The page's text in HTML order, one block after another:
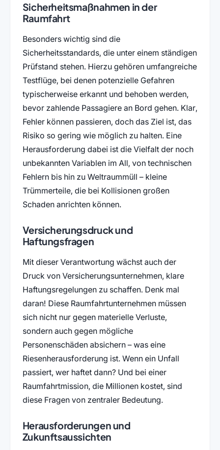
Sicherheitsmaßnahmen in der
Raumfahrt
Besonders wichtig sind die
Sicherheitsstandards, die unter einem ständigen
Prüfstand stehen. Hierzu gehören umfangreiche
Testflüge, bei denen potenzielle Gefahren
typischerweise erkannt und behoben werden,
bevor zahlende Passagiere an Bord gehen. Klar,
Fehler können passieren, doch das Ziel ist, das
Risiko so gering wie möglich zu halten. Eine
Herausforderung dabei ist die Vielfalt der noch
unbekannten Variablen im All, von technischen
Fehlern bis hin zu Weltraummüll – kleine
Trümmerteile, die bei Kollisionen großen
Schaden anrichten können.
Versicherungsdruck und
Haftungsfragen
Mit dieser Verantwortung wächst auch der
Druck von Versicherungsunternehmen, klare
Haftungsregelungen zu schaffen. Denk mal
daran! Diese Raumfahrtunternehmen müssen
sich nicht nur gegen materielle Verluste,
sondern auch gegen mögliche
Personenschäden absichern – was eine
Riesenherausforderung ist. Wenn ein Unfall
passiert, wer haftet dann? Und bei einer
Raumfahrtmission, die Millionen kostet, sind
diese Fragen von zentraler Bedeutung.
Herausforderungen und
Zukunftsaussichten